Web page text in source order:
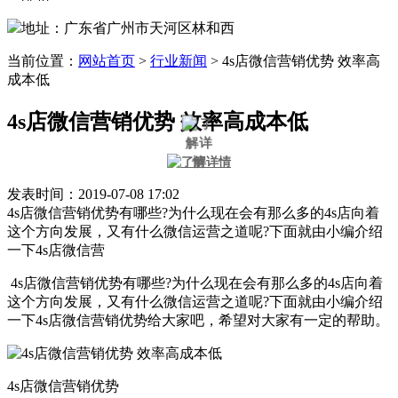
地址：广东省广州市天河区林和西
当前位置： 网站首页 > 行业新闻 > 4s店微信营销优势 效率高
成本低
4s店微信营销优势 效率高成本低
发表时间：2019-07-08 17:02
4s店微信营销优势有哪些?为什么现在会有那么多的4s店向着
这个方向发展，又有什么微信运营之道呢?下面就由小编介绍
一下4s店微信营
4s店微信营销优势有哪些?为什么现在会有那么多的4s店向着
这个方向发展，又有什么微信运营之道呢?下面就由小编介绍
一下4s店微信营销优势给大家吧，希望对大家有一定的帮助。
4s店微信营销优势